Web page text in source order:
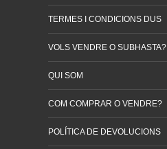
TERMES I CONDICIONS DUS
VOLS VENDRE O SUBHASTA?
QUI SOM
COM COMPRAR O VENDRE?
POLÍTICA DE DEVOLUCIONS